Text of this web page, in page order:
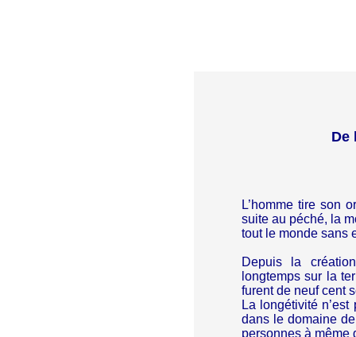
De
L’homme tire son
suite au péché, la
tout le monde sans
Depuis la
longtemps sur la
furent de neuf cent
La longétivité
dans le domaine
personnes à même